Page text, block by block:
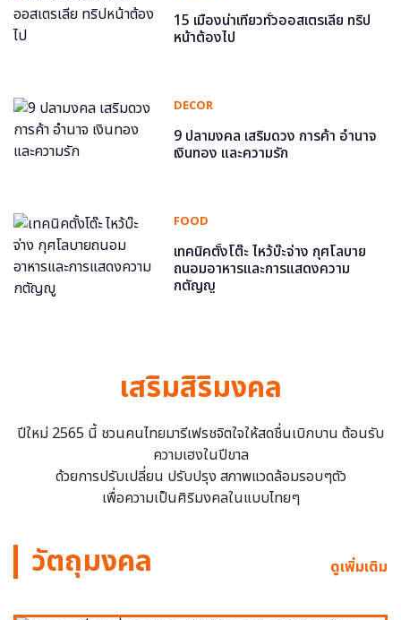
15 เมืองน่าเที่ยวทั่วออสเตรเลีย ทริป
หน้าต้องไป
DECOR
9 ปลามงคล เสริมดวง การค้า อำนาจ
เงินทอง และความรัก
FOOD
เทคนิคตั้งโต๊ะ ไหว้บ๊ะจ่าง กุศโลบาย
ถนอมอาหารและการแสดงความ
กตัญญู
เสริมสิริมงคล
ปีใหม่ 2565 นี้ ชวนคนไทยมารีเฟรชจิตใจให้สดชื่นเบิกบาน ต้อนรับ
ความเฮงในปีขาล
ด้วยการปรับเปลี่ยน ปรับปรุง สภาพแวดล้อมรอบๆตัว
เพื่อความเป็นศิริมงคลในแบบไทยๆ
วัตถุมงคล ดูเพิ่มเติม